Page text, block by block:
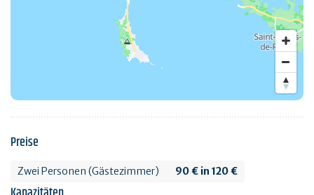
Preise
Zwei Personen (Gästezimmer) 90 € in 120 €